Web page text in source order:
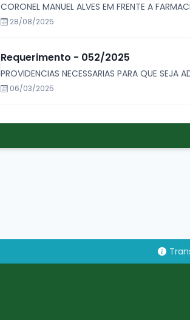
CORONEL MANUEL ALVES EM FRENTE A
28/08/2025
Requerimento - 052/2025
PROVIDENCIAS NECESSARIAS PARA QUE
06/03/2025